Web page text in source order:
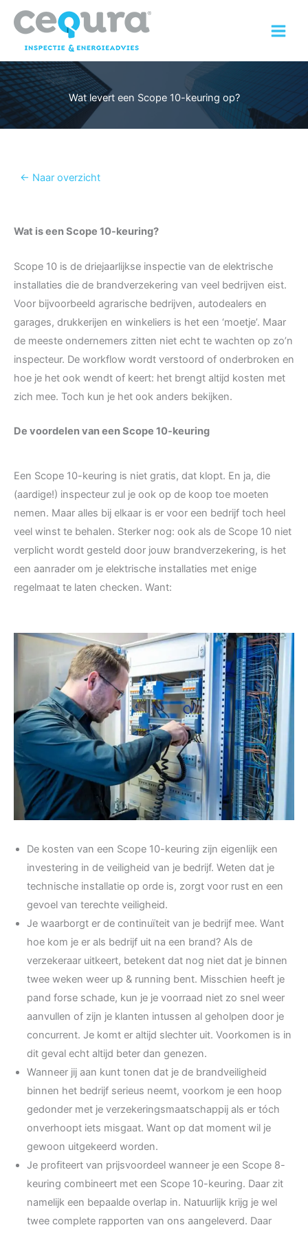
naar
inhoud
Wat levert een Scope 10-keuring op?
← Naar overzicht
Wat is een Scope 10-keuring?
Scope 10 is de driejaarlijkse inspectie van de elektrische
installaties die de brandverzekering van veel bedrijven eist.
Voor bijvoorbeeld agrarische bedrijven, autodealers en
garages, drukkerijen en winkeliers is het een ‘moetje’. Maar
de meeste ondernemers zitten niet echt te wachten op zo’n
inspecteur. De workflow wordt verstoord of onderbroken en
hoe je het ook wendt of keert: het brengt altijd kosten met
zich mee. Toch kun je het ook anders bekijken.
De voordelen van een Scope 10-keuring
Een Scope 10-keuring is niet gratis, dat klopt. En ja, die
(aardige!) inspecteur zul je ook op de koop toe moeten
nemen. Maar alles bij elkaar is er voor een bedrijf toch heel
veel winst te behalen. Sterker nog: ook als de Scope 10 niet
verplicht wordt gesteld door jouw brandverzekering, is het
een aanrader om je elektrische installaties met enige
regelmaat te laten checken. Want:
De kosten van een Scope 10-keuring zijn eigenlijk een
investering in de veiligheid van je bedrijf. Weten dat je
technische installatie op orde is, zorgt voor rust en een
gevoel van terechte veiligheid.
Je waarborgt er de continuïteit van je bedrijf mee. Want
hoe kom je er als bedrijf uit na een brand? Als de
verzekeraar uitkeert, betekent dat nog niet dat je binnen
twee weken weer up & running bent. Misschien heeft je
pand forse schade, kun je je voorraad niet zo snel weer
aanvullen of zijn je klanten intussen al geholpen door je
concurrent. Je komt er altijd slechter uit. Voorkomen is in
dit geval echt altijd beter dan genezen.
Wanneer jij aan kunt tonen dat je de brandveiligheid
binnen het bedrijf serieus neemt, voorkom je een hoop
gedonder met je verzekeringsmaatschappij als er tóch
onverhoopt iets misgaat. Want op dat moment wil je
gewoon uitgekeerd worden.
Je profiteert van prijsvoordeel wanneer je een Scope 8-
keuring combineert met een Scope 10-keuring. Daar zit
namelijk een bepaalde overlap in. Natuurlijk krijg je wel
twee complete rapporten van ons aangeleverd. Daar